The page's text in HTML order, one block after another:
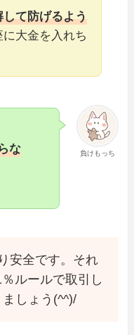
して防げるよう
に大金を入れち
負けもっち
な
安全です。それ
ルールで取引し
しょう(^^)/